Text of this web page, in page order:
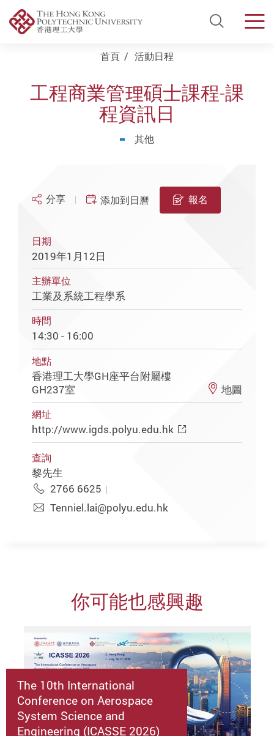
Open
首頁 活動日程
工程商業管理碩士課程-課
程資訊日
其他
分享 添加到日曆 報名
日期
2019年1月12日
主辦單位
工業及系統工程學系
時間
14:30 - 16:00
地點
香港理工大學GH座平台附屬樓
GH237室
地圖
網址
http://www.igds.polyu.edu.hk
查詢
黎先生
2766 6625
Tenniel.lai@polyu.edu.hk
你可能也感興趣
The 10th International
Conference on Aerospace
System Science and
Engineering (ICASSE 2026)